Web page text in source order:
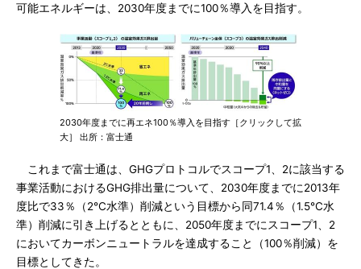
可能エネルギーは、2030年度までに100％導入を目指す。
2030年度までに再エネ100％導入を目指す［クリックして拡
大］ 出所：富士通
これまで富士通は、GHGプロトコルでスコープ1、2に該当する
事業活動におけるGHG排出量について、2030年度までに2013年
度比で33％（2℃水準）削減という目標から同71.4％（1.5℃水
準）削減に引き上げるとともに、2050年度までにスコープ1、2
においてカーボンニュートラルを達成すること（100％削減）を
目標としてきた。